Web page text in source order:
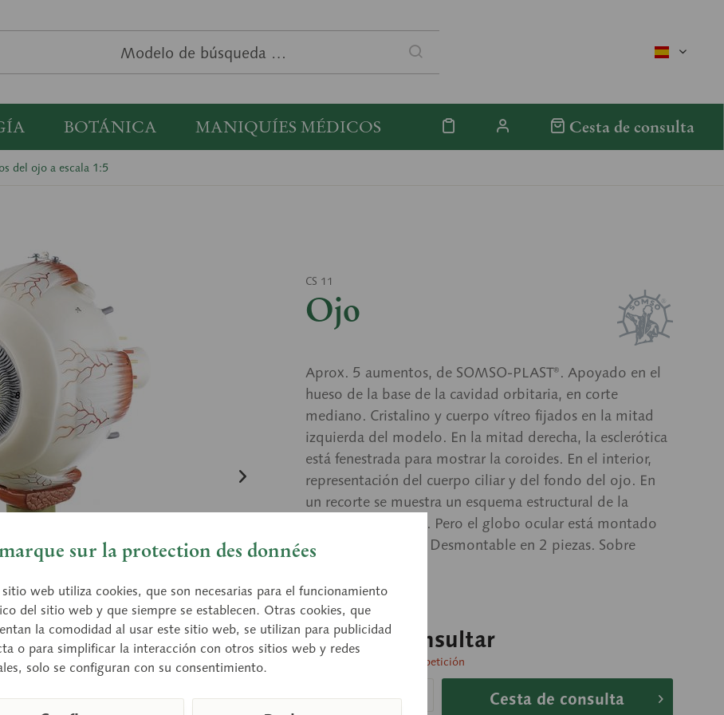
spanisch
BOTÁNICA MANIQUÍES MÉDICOS Cesta de consulta
del ojo a escala 1:5
CS 11
Ojo
Aprox. 5 aumentos, de SOMSO-PLAST®. Apoyado en el
hueso de la base de la cavidad orbitaria, en corte
mediano. Cristalino y cuerpo vítreo fijados en la mitad
izquierda del modelo. En la mitad derecha, la esclerótica
está fenestrada para mostrar la coroides. En el interior,
representación del cuerpo ciliar y del fondo del ojo. En
un recorte se muestra un esquema estructural de la
coroides y la retina. Pero el globo ocular está montado
sobre peana verde. Desmontable en 2 piezas. Sobre
Precio a consultar
Tiempo de entrega a petición
Cesta de consulta
sur la protection des données
sitio web utiliza cookies, que son necesarias para el funcionamiento
del sitio web y que siempre se establecen. Otras cookies, que
la comodidad al usar este sitio web, se utilizan para publicidad
o para simplificar la interacción con otros sitios web y redes
solo se configuran con su consentimiento.